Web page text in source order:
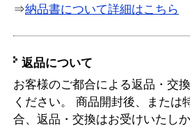
⇒納品書について詳細はこちら
返品について
お客様のご都合による返品・交
ください。 商品開封後、または
合、返品・交換はお受けいたし